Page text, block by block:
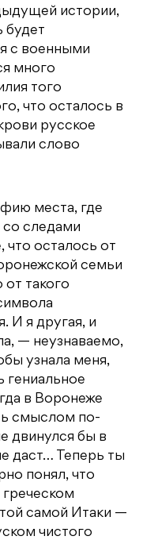
истории,
будет
с военными
много
того
что осталось в
русское
слово
места, где
следами
что осталось от
семьи
такого
И я другая, и
— неузнаваемо,
узнала меня,
гениальное
в Воронеже
смыслом по-
двинулся бы в
даст… Теперь ты
понял, что
греческом
самой Итаки —
чистого